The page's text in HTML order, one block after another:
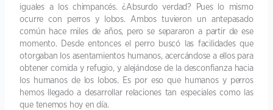
iguales a los chimpancés. ¿Absurdo verdad? Pues lo mismo
ocurre con perros y lobos. Ambos tuvieron un antepasado
común hace miles de años, pero se separaron a partir de ese
momento. Desde entonces el perro buscó las facilidades que
otorgaban los asentamientos humanos, acercándose a ellos para
obtener comida y refugio, y alejándose de la desconfianza hacia
los humanos de los lobos. Es por eso que humanos y perros
hemos llegado a desarrollar relaciones tan especiales como las
que tenemos hoy en día.